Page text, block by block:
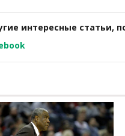
интересные статьи,